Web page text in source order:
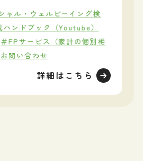
ャル・ウェルビーイング検
ハンドブック（Youtube）
＃FPサービス（家計の個別相
問い合わせ
詳細はこちら